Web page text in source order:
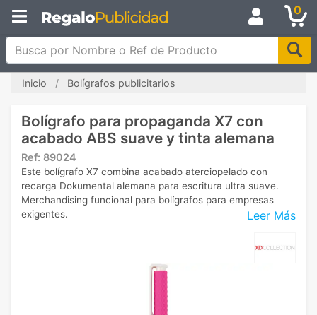
0
Busca por Nombre o Ref de Producto
Inicio Bolígrafos publicitarios
Bolígrafo para propaganda X7 con
acabado ABS suave y tinta alemana
Ref: 89024
Leer Más
Este bolígrafo X7 combina acabado aterciopelado con
recarga Dokumental alemana para escritura ultra suave.
Merchandising funcional para bolígrafos para empresas
exigentes.